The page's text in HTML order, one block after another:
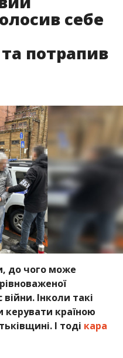
себе
потрапив
до чого може
Інколи такі
країною
І тоді кара